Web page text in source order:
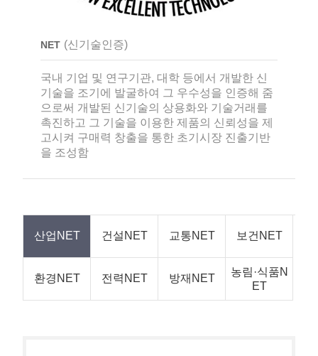
NET (신기술인증)
국내 기업 및 연구기관, 대학 등에서 개발한 신
기술을 조기에 발굴하여 그 우수성을 인증해 줌
으로써 개발된 신기술의 상용화와 기술거래를
촉진하고 그 기술을 이용한 제품의 신뢰성을 제
고시켜 구매력 창출을 통한 초기시장 진출기반
을 조성함
산업NET 건설NET 교통NET 보건NET
환경NET 전력NET 방재NET
농림·식품N
ET